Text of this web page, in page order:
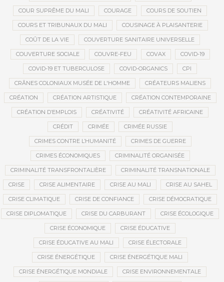
COUR SUPRÊME DU MALI COURAGE COURS DE SOUTIEN
COURS ET TRIBUNAUX DU MALI COUSINAGE À PLAISANTERIE
COÛT DE LA VIE COUVERTURE SANITAIRE UNIVERSELLE
COUVERTURE SOCIALE COUVRE-FEU COVAX COVID-19
COVID-19 ET TUBERCULOSE COVID-ORGANICS CPI
CRÂNES COLONIAUX MUSÉE DE L'HOMME CRÉATEURS MALIENS
CRÉATION CRÉATION ARTISTIQUE CRÉATION CONTEMPORAINE
CRÉATION D’EMPLOIS CRÉATIVITÉ CRÉATIVITÉ AFRICAINE
CRÉDIT CRIMÉE CRIMÉE RUSSIE
CRIMES CONTRE L’HUMANITÉ CRIMES DE GUERRE
CRIMES ÉCONOMIQUES CRIMINALITÉ ORGANISÉE
CRIMINALITÉ TRANSFRONTALIÈRE CRIMINALITÉ TRANSNATIONALE
CRISE CRISE ALIMENTAIRE CRISE AU MALI CRISE AU SAHEL
CRISE CLIMATIQUE CRISE DE CONFIANCE CRISE DÉMOCRATIQUE
CRISE DIPLOMATIQUE CRISE DU CARBURANT CRISE ÉCOLOGIQUE
CRISE ÉCONOMIQUE CRISE ÉDUCATIVE
CRISE ÉDUCATIVE AU MALI CRISE ÉLECTORALE
CRISE ÉNERGÉTIQUE CRISE ÉNERGÉTIQUE MALI
CRISE ÉNERGÉTIQUE MONDIALE CRISE ENVIRONNEMENTALE